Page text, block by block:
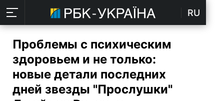
RU
Проблемы с психическим
здоровьем и не только:
новые детали последних
дней звезды "Прослушки"